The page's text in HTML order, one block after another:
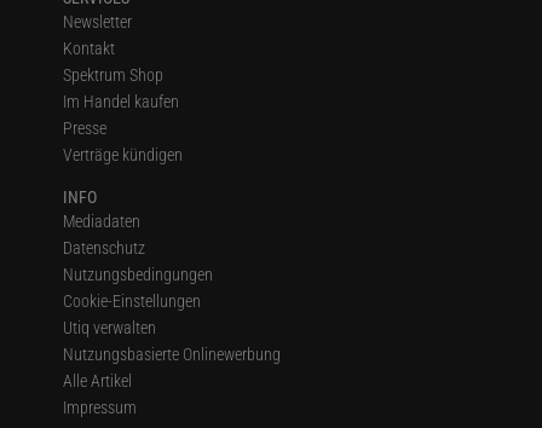
Newsletter
Kontakt
Spektrum Shop
Im Handel kaufen
Presse
Verträge kündigen
INFO
Mediadaten
Datenschutz
Nutzungsbedingungen
Cookie-Einstellungen
Utiq verwalten
Nutzungsbasierte Onlinewerbung
Alle Artikel
Impressum